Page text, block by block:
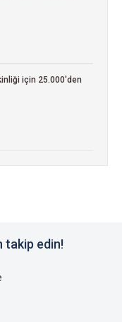
için 25.000'den
takip edin!